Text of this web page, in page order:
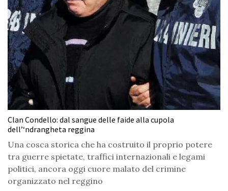
Clan Condello: dal sangue delle faide alla cupola
dell’‘ndrangheta reggina
Una cosca storica che ha costruito il proprio potere
tra guerre spietate, traffici internazionali e legami
politici, ancora oggi cuore malato del crimine
organizzato nel reggino